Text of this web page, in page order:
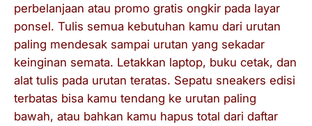
perbelanjaan atau promo gratis ongkir pada layar
ponsel. Tulis semua kebutuhan kamu dari urutan
paling mendesak sampai urutan yang sekadar
keinginan semata. Letakkan laptop, buku cetak, dan
alat tulis pada urutan teratas. Sepatu sneakers edisi
terbatas bisa kamu tendang ke urutan paling
bawah, atau bahkan kamu hapus total dari daftar